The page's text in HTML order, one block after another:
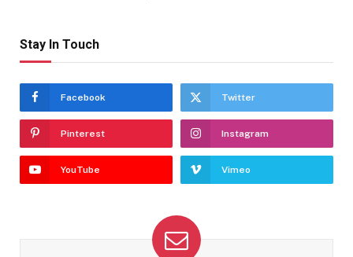
Stay In Touch
Facebook Twitter
Pinterest Instagram
YouTube Vimeo